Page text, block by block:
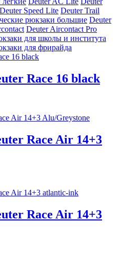
Deuter Speed Lite Deuter Trail
рюкзаки большие Deuter
Deuter Aircontact Pro
для школы и института
для фрирайда
Race 16 black
Race Air 14+3
Race Air 14+3